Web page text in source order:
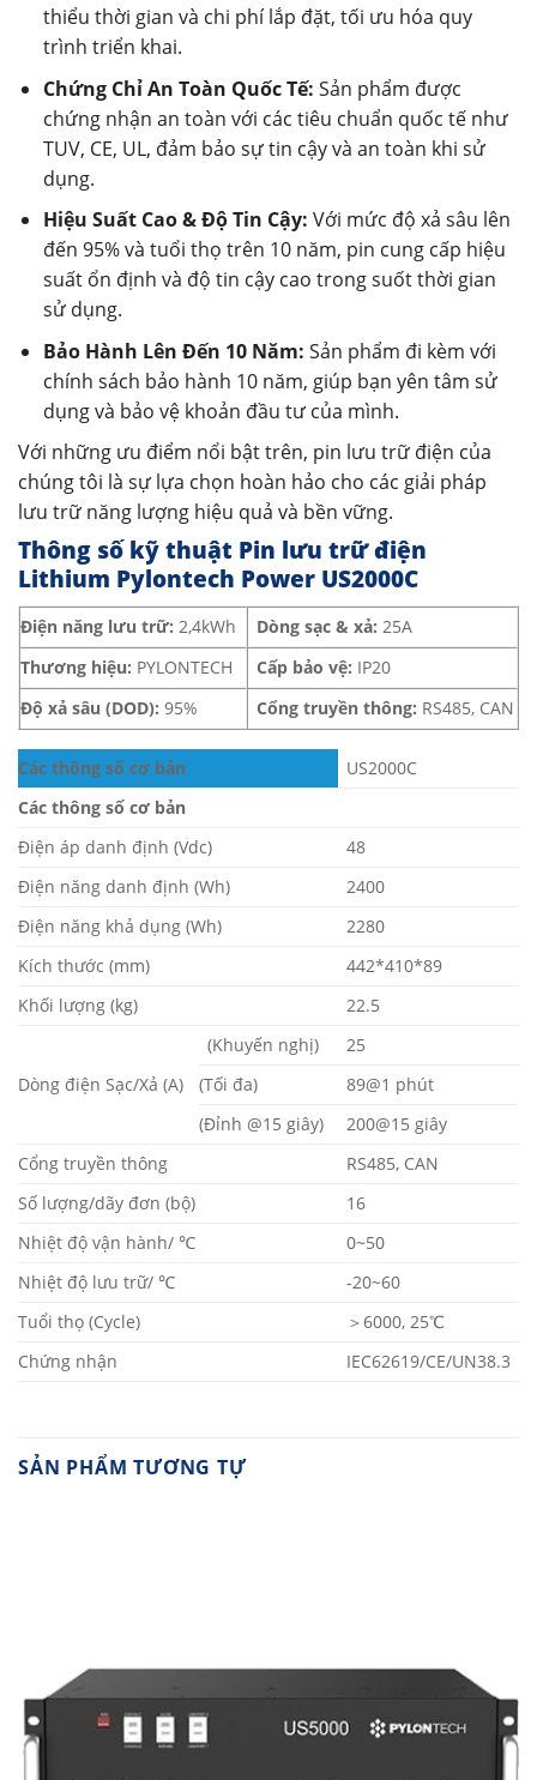
thiểu thời gian và chi phí lắp đặt, tối ưu hóa quy
trình triển khai.
Chứng Chỉ An Toàn Quốc Tế: Sản phẩm được
chứng nhận an toàn với các tiêu chuẩn quốc tế như
TUV, CE, UL, đảm bảo sự tin cậy và an toàn khi sử
dụng.
Hiệu Suất Cao & Độ Tin Cậy: Với mức độ xả sâu lên
đến 95% và tuổi thọ trên 10 năm, pin cung cấp hiệu
suất ổn định và độ tin cậy cao trong suốt thời gian
sử dụng.
Bảo Hành Lên Đến 10 Năm: Sản phẩm đi kèm với
chính sách bảo hành 10 năm, giúp bạn yên tâm sử
dụng và bảo vệ khoản đầu tư của mình.
Với những ưu điểm nổi bật trên, pin lưu trữ điện của
chúng tôi là sự lựa chọn hoàn hảo cho các giải pháp
lưu trữ năng lượng hiệu quả và bền vững.
Thông số kỹ thuật Pin lưu trữ điện
Lithium Pylontech Power US2000C
Điện năng lưu trữ: 2,4kWh Dòng sạc & xả: 25A
Thương hiệu: PYLONTECH Cấp bảo vệ: IP20
Độ xả sâu (DOD): 95% Cổng truyền thông: RS485, CAN
Các thông số cơ bản
US2000C
Các thông số cơ bản
Điện áp danh định (Vdc)
48
Điện năng danh định (Wh)
2400
Điện năng khả dụng (Wh)
2280
Kích thước (mm)
442*410*89
Khối lượng (kg)
22.5
Dòng điện Sạc/Xả (A)
(Khuyến nghị)
25
(Tối đa)
89@1 phút
(Đỉnh @15 giây)
200@15 giây
Cổng truyền thông
RS485, CAN
Số lượng/dãy đơn (bộ)
16
Nhiệt độ vận hành/ ℃
0~50
Nhiệt độ lưu trữ/ ℃
-20~60
Tuổi thọ (Cycle)
＞6000, 25℃
Chứng nhận
IEC62619/CE/UN38.3
SẢN PHẨM TƯƠNG TỰ